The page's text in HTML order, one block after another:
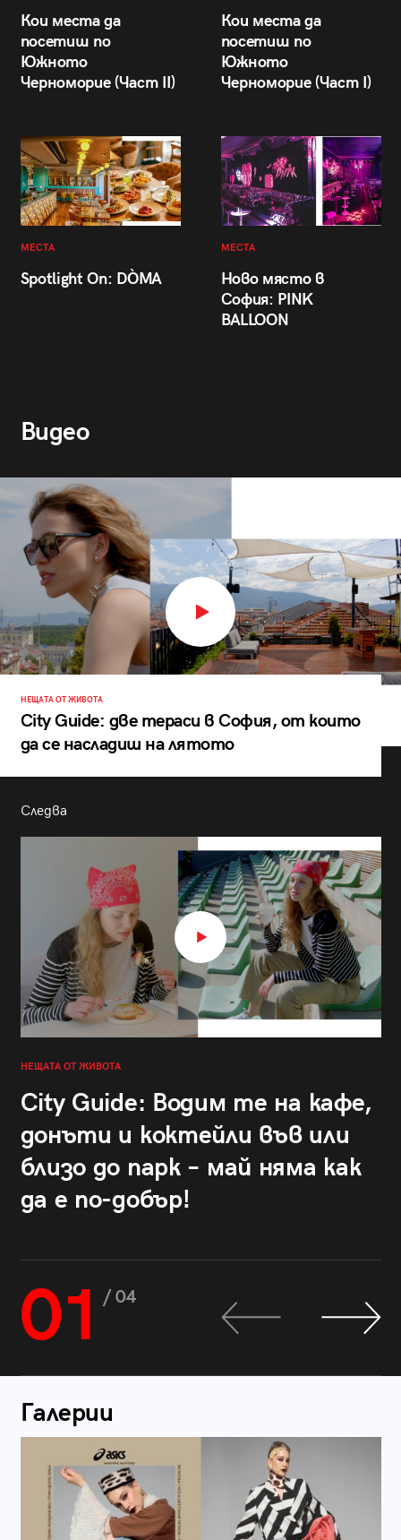
Кои места да
посетиш по
Южното
Черноморие (Част II)
Кои места да
посетиш по
Южното
Черноморие (Част I)
МЕСТА
Spotlight On: DÒMA
МЕСТА
Ново място в
София: PINK
BALLOON
Видео
НЕЩАТА ОТ ЖИВОТА
City Guide: две тераси в София, от които
да се насладиш на лятото
Следва
НЕЩАТА ОТ ЖИВОТА
City Guide: Водим те на кафе,
донъти и коктейли във или
близо до парк – май няма как
да е по-добър!
01 / 04
Галерии